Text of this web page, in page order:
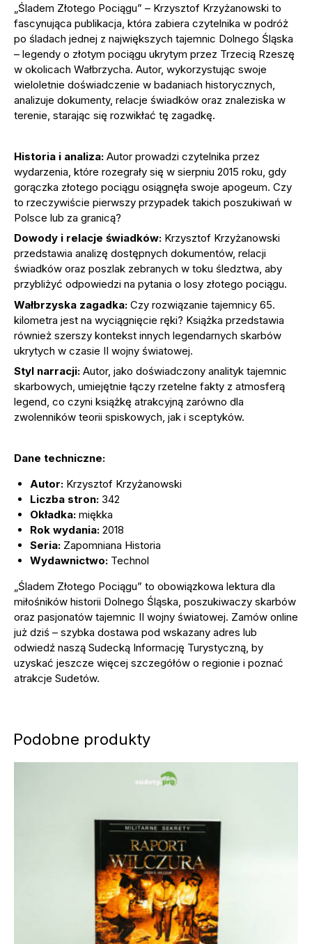
„Śladem Złotego Pociągu” – Krzysztof Krzyżanowski to
fascynująca publikacja, która zabiera czytelnika w podróż
po śladach jednej z największych tajemnic Dolnego Śląska
– legendy o złotym pociągu ukrytym przez Trzecią Rzeszę
w okolicach Wałbrzycha. Autor, wykorzystując swoje
wieloletnie doświadczenie w badaniach historycznych,
analizuje dokumenty, relacje świadków oraz znaleziska w
terenie, starając się rozwikłać tę zagadkę.
Historia i analiza: Autor prowadzi czytelnika przez
wydarzenia, które rozegrały się w sierpniu 2015 roku, gdy
gorączka złotego pociągu osiągnęła swoje apogeum. Czy
to rzeczywiście pierwszy przypadek takich poszukiwań w
Polsce lub za granicą?
Dowody i relacje świadków: Krzysztof Krzyżanowski
przedstawia analizę dostępnych dokumentów, relacji
świadków oraz poszlak zebranych w toku śledztwa, aby
przybliżyć odpowiedzi na pytania o losy złotego pociągu.
Wałbrzyska zagadka: Czy rozwiązanie tajemnicy 65.
kilometra jest na wyciągnięcie ręki? Książka przedstawia
również szerszy kontekst innych legendarnych skarbów
ukrytych w czasie II wojny światowej.
Styl narracji: Autor, jako doświadczony analityk tajemnic
skarbowych, umiejętnie łączy rzetelne fakty z atmosferą
legend, co czyni książkę atrakcyjną zarówno dla
zwolenników teorii spiskowych, jak i sceptyków.
Dane techniczne:
Autor:Krzysztof Krzyżanowski
Liczba stron:342
Okładka:miękka
Rok wydania:2018
Seria:Zapomniana Historia
Wydawnictwo:Technol
„Śladem Złotego Pociągu” to obowiązkowa lektura dla
miłośników historii Dolnego Śląska, poszukiwaczy skarbów
oraz pasjonatów tajemnic II wojny światowej. Zamów online
już dziś – szybka dostawa pod wskazany adres lub
odwiedź naszą Sudecką Informację Turystyczną, by
uzyskać jeszcze więcej szczegółów o regionie i poznać
atrakcje Sudetów.
Podobne produkty